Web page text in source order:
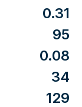
0.31
95
0.08
34
129